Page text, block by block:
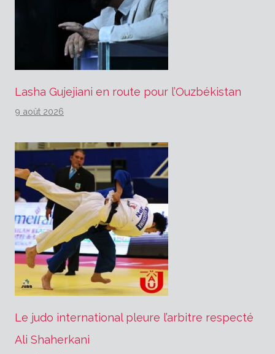
Lasha Gujejiani en route pour l’Ouzbékistan
9 août 2026
Le judo international pleure l’arbitre respecté
Ali Shaherkani